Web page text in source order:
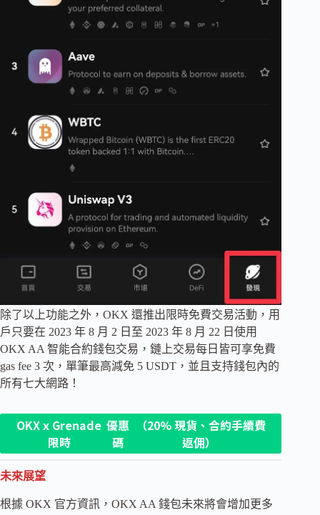
除了以上功能之外，OKX 還推出限時免費交易活動，用
戶只要在 2023 年 8 月 2 日至 2023 年 8 月 22 日使用
OKX AA 智能合約錢包交易，鏈上交易每日皆可享免費
gas fee 3 次，單筆最高減免 5 USDT，並且支持錢包內的
所有七大網路！
OKX x Grenade
限時
優惠
碼
（20% 現貨、合約手續費
返佣）
未來展望
根據 OKX 官方資訊，OKX AA 錢包未來將會增加更多